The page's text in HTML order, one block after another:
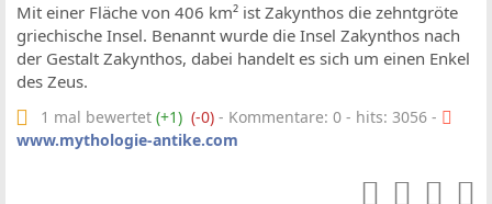
Mit einer Fläche von 406 km² ist Zakynthos die zehntgröte
griechische Insel. Benannt wurde die Insel Zakynthos nach
der Gestalt Zakynthos, dabei handelt es sich um einen Enkel
des Zeus.
1 mal bewertet (+1) (-0) - Kommentare: 0 - hits: 3056 -
www.mythologie-antike.com